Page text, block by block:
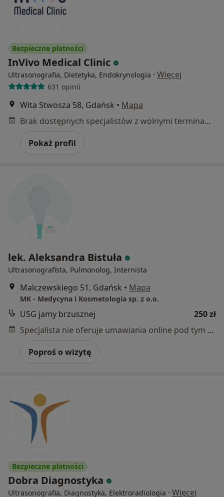
Bezpieczne płatności
InVivo Medical Clinic
Ultrasonografia, Dietetyka, Endokrynologia · Więcej
631 opinii
Wita Stwosza 58, Gdańsk • Mapa
Brak dostępnych specjalistów z wolnymi terminami w tym centrum medycznym.
Pokaż profil
lek. Aleksandra Bistuła
Ultrasonografista, Pulmonolog, Internista
Malczewskiego 51, Gdańsk • Mapa
MK - Medycyna i Kosmetologia sp. z o.o.
USG jamy brzusznej
250 zł
Specjalista nie oferuje umawiania online pod tym adresem.
Poproś o wizytę
Bezpieczne płatności
Dobra Diagnostyka
Ultrasonografia, Diagnostyka, Elektroradiologia · Więcej